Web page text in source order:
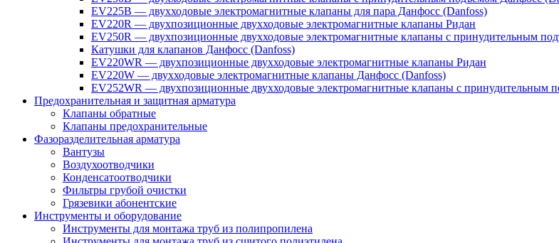
EV225B — двухходовые электромагнитные клапаны для пара Данфосс (Danfoss)
EV220R — двухпозиционные двухходовые электромагнитные клапаны Ридан
EV250R — двухпозиционные двухходовые электромагнитные клапаны с принудительным
Катушки для клапанов Данфосс (Danfoss)
EV220WR — двухпозиционные двухходовые электромагнитные клапаны Ридан
EV220W — двухходовые электромагнитные клапаны Данфосс (Danfoss)
EV252WR — двухпозиционные двухходовые электромагнитные клапаны с принудительным
Предохранительная и защитная арматура
Клапаны обратные
Клапаны предохранительные
Фазоразделительная арматура
Вантузы
Воздухоотводчики
Конденсатоотводчики
Фильтры грубой очистки
Грязевики абонентские
Инструменты и оборудование
Инструменты для монтажа труб из полипропилена